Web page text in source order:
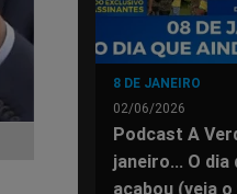
8 DE JANEIRO
02/06/2026
Podcast A
janeiro... O dia
acabou (veja